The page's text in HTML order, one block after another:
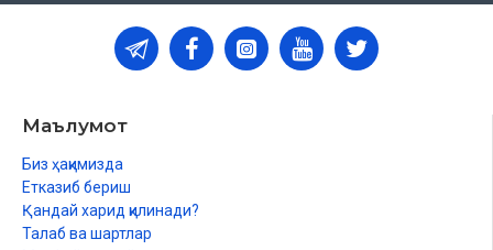
Маълумот
Биз ҳақимизда
Етказиб бериш
Қандай харид қилинади?
Талаб ва шартлар